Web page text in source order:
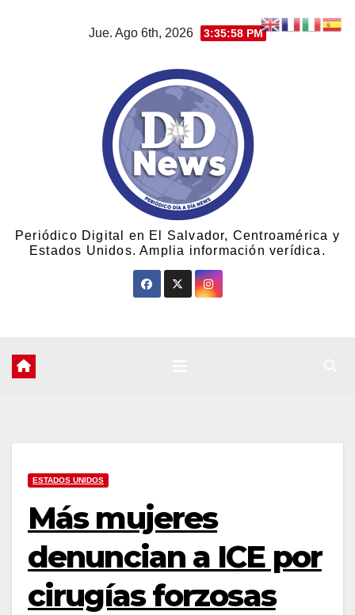
Jue. Ago 6th, 2026 3:35:59 PM
Periódico Digital en El Salvador, Centroamérica y
Estados Unidos. Amplia información verídica.
ESTADOS UNIDOS
Más mujeres
denuncian a ICE por
cirugías forzosas